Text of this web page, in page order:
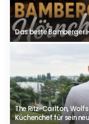
Das beste Bamberger
The Ritz-Carlton,
Küchenchef für sein